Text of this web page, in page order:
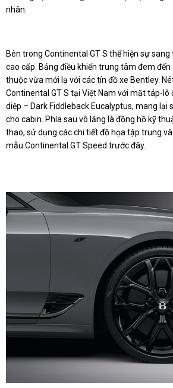
nhân.
Bên trong Continental GT S thể hiện sự
cao cấp. Bảng điều khiển trung tâm đem
thuộc vừa mới lạ với các tín đồ xe Bentley.
Continental GT S tại Việt Nam với mặt táp-lô
diệp – Dark Fiddleback Eucalyptus, mang lại
cho cabin. Phía sau vô lăng là đồng hồ kỹ
thao, sử dụng các chi tiết đồ họa tập trung
mẫu Continental GT Speed trước đây.